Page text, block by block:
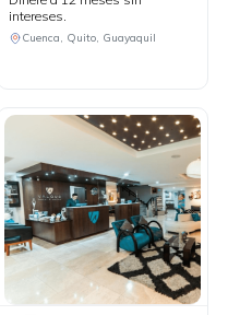
intereses.
Cuenca, Quito, Guayaquil